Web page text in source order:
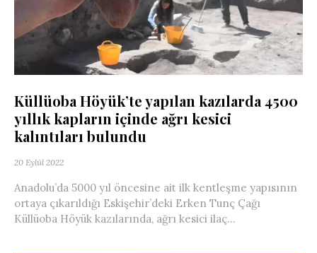
Küllüoba Höyük’te yapılan kazılarda 4500
yıllık kapların içinde ağrı kesici
kalıntıları bulundu
20 Eylül 2022
Anadolu’da 5000 yıl öncesine ait ilk kentleşme yapısının
ortaya çıkarıldığı Eskişehir’deki Erken Tunç Çağı
Küllüoba Höyük kazılarında, ağrı kesici ilaç...